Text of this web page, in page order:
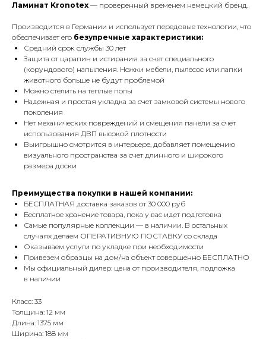
Ламинат Kronotex— проверенный временем немецкий бренд.
Производится в Германии и использует передовые технологии, что
обеспечивает его безупречные характеристики:
Средний срок службы 30 лет
Защита от царапин и истирания за счет специального
(корундового) напыления. Ножки мебели, пылесос или лапки
животного больше не будут проблемой
Можно стелить на теплые полы
Надежная и простая укладка за счет замковой системы нового
поколения
Нет механических повреждений и смещения панели за счет
использования ДВП высокой плотности
Выигрышно смотрится в интерьере, добавляет помещению
визуального пространства за счет длинного и широкого
размера доски
Преимущества покупки в нашей компании:
БЕСПЛАТНАЯ доставка заказов от 30 000 руб
Бесплатное хранение товара, пока у вас идет подготовка
Самые популярные коллекции — в наличии. В остальных
случаях делаем ОПЕРАТИВНУЮ ПОСТАВКУ со склада
Оказываем услуги по укладке при необходимости
Привезем образцы на дом/на объект совершенно БЕСПЛАТНО
Мы официальный дилер: цена от производителя, подложка
в наличии
Класс: 33
Толщина: 12 мм
Длина: 1375 мм
Ширина: 188 мм